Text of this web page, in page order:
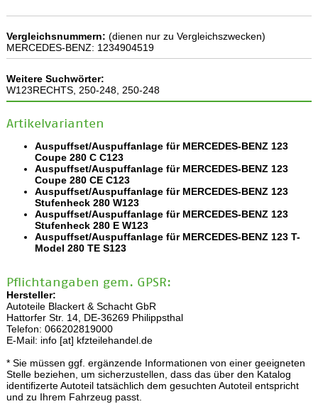
Vergleichsnummern: (dienen nur zu Vergleichszwecken)
MERCEDES-BENZ: 1234904519
Weitere Suchwörter:
W123RECHTS, 250-248, 250-248
Artikelvarianten
Auspuffset/Auspuffanlage für MERCEDES-BENZ 123
Coupe 280 C C123
Auspuffset/Auspuffanlage für MERCEDES-BENZ 123
Coupe 280 CE C123
Auspuffset/Auspuffanlage für MERCEDES-BENZ 123
Stufenheck 280 W123
Auspuffset/Auspuffanlage für MERCEDES-BENZ 123
Stufenheck 280 E W123
Auspuffset/Auspuffanlage für MERCEDES-BENZ 123 T-
Model 280 TE S123
Pflichtangaben gem. GPSR:
Hersteller:
Autoteile Blackert & Schacht GbR
Hattorfer Str. 14, DE-36269 Philippsthal
Telefon: 066202819000
E-Mail: info [at] kfzteilehandel.de
* Sie müssen ggf. ergänzende Informationen von einer geeigneten
Stelle beziehen, um sicherzustellen, dass das über den Katalog
identifizerte Autoteil tatsächlich dem gesuchten Autoteil entspricht
und zu Ihrem Fahrzeug passt.